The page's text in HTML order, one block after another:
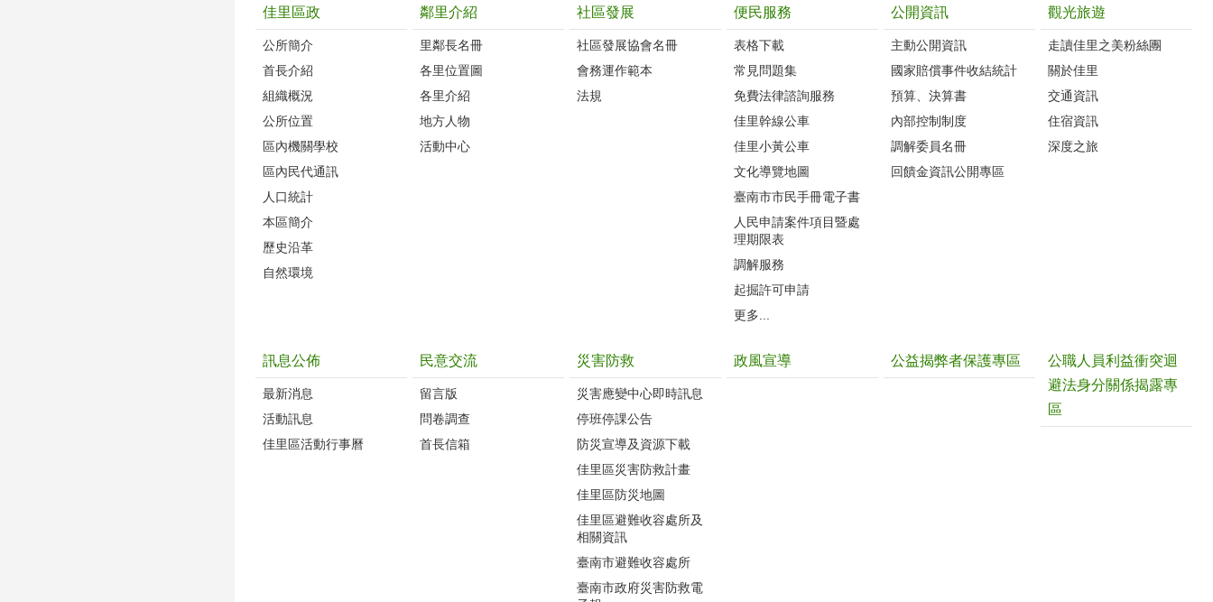
佳里區政
公所簡介
首長介紹
組織概況
公所位置
區內機關學校
區內民代通訊
人口統計
本區簡介
歷史沿革
自然環境
鄰里介紹
里鄰長名冊
各里位置圖
各里介紹
地方人物
活動中心
社區發展
社區發展協會名冊
會務運作範本
法規
便民服務
表格下載
常見問題集
免費法律諮詢服務
佳里幹線公車
佳里小黃公車
文化導覽地圖
臺南市市民手冊電子書
人民申請案件項目暨處
理期限表
調解服務
起掘許可申請
更多...
公開資訊
主動公開資訊
國家賠償事件收結統計
預算、決算書
內部控制制度
調解委員名冊
回饋金資訊公開專區
觀光旅遊
走讀佳里之美粉絲團
關於佳里
交通資訊
住宿資訊
深度之旅
訊息公佈
最新消息
活動訊息
佳里區活動行事曆
民意交流
留言版
問卷調查
首長信箱
災害防救
災害應變中心即時訊息
停班停課公告
防災宣導及資源下載
佳里區災害防救計畫
佳里區防災地圖
佳里區避難收容處所及
相關資訊
臺南市避難收容處所
臺南市政府災害防救電
政風宣導 公益揭弊者保護專區
公職人員利益衝突迴
避法身分關係揭露專
區